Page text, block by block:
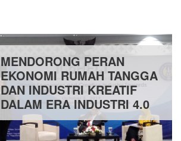
MENDORONG PERAN
EKONOMI RUMAH TANGGA
DAN INDUSTRI KREATIF
DALAM ERA INDUSTRI 4.0